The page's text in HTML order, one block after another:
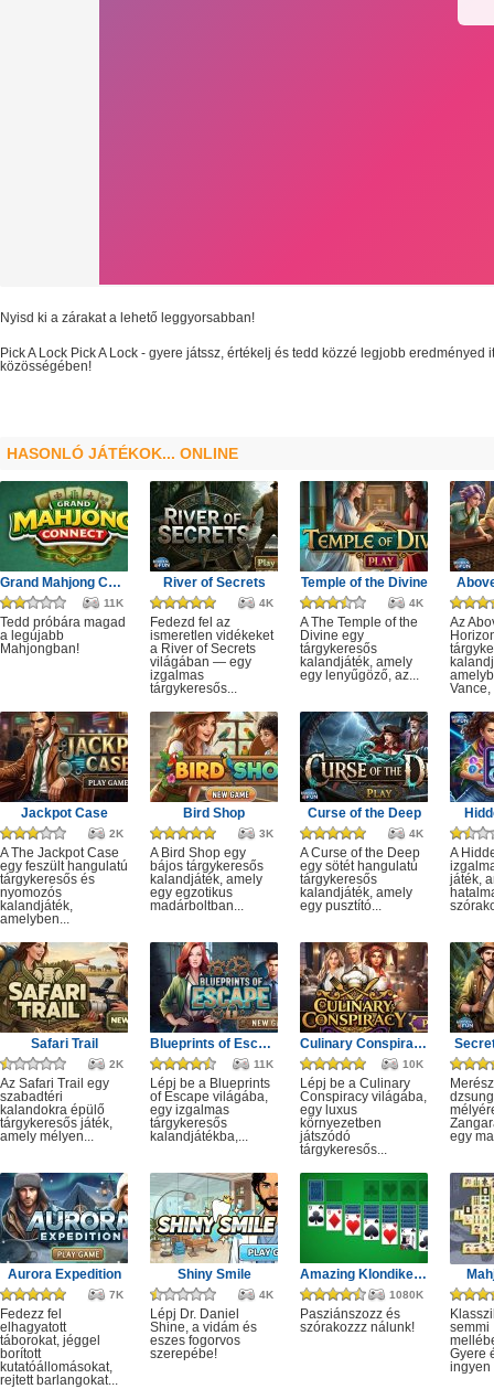
Nyisd ki a zárakat a lehető leggyorsabban!
Pick A Lock - gyere játssz, értékelj és tedd közzé legjobb eredményed
Pick A Lock
közösségében!
HASONLÓ JÁTÉKOK... ONLINE
Grand Mahjong Connect
11K
Tedd próbára magad
a legújabb
Mahjongban!
River of Secrets
4K
Fedezd fel az
ismeretlen vidékeket
a River of Secrets
világában — egy
izgalmas
tárgykeresős...
Temple of the Divine
4K
A The Temple of the
Divine egy
tárgykeresős
kalandjáték, amely
egy lenyűgöző, az...
Az
Vance,
Jackpot Case
2K
A The Jackpot Case
egy feszült hangulatú
tárgykeresős és
nyomozós
kalandjáték,
amelyben...
Bird Shop
3K
A Bird Shop egy
bájos tárgykeresős
kalandjáték, amely
egy egzotikus
madárboltban...
Curse of the Deep
4K
A Curse of the Deep
egy sötét hangulatú
tárgykeresős
kalandjáték, amely
egy pusztító...
A
játék,
Safari Trail
2K
Az Safari Trail egy
szabadtéri
kalandokra épülő
tárgykeresős játék,
amely mélyen...
Blueprints of Escape
11K
Lépj be a Blueprints
of Escape világába,
egy izgalmas
tárgykeresős
kalandjátékba,...
Culinary Conspiracy
10K
Lépj be a Culinary
Conspiracy világába,
egy luxus
környezetben
játszódó
tárgykeresős...
egy
Aurora Expedition
7K
Fedezz fel
elhagyatott
táborokat, jéggel
borított
kutatóállomásokat,
rejtett barlangokat...
Shiny Smile
4K
Lépj Dr. Daniel
Shine, a vidám és
eszes fogorvos
szerepébe!
Amazing Klondike Solitaire
1080K
Pasziánszozz és
szórakozzz nálunk!
semmi
Gyere
ingyen